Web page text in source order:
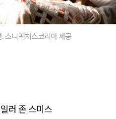
소니픽처스코리아 제공
러 존 스미스